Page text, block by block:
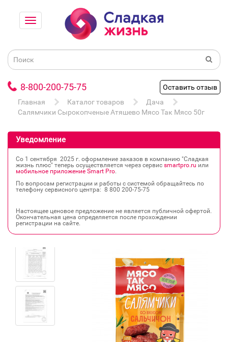
8-800-200-75-75
Оставить отзыв
Главная
Каталог товаров
Дача
Салямчики Сырокопченые Атяшево Мясо Так Мясо 50г
Уведомление
Со 1 сентября 2025 г. оформление заказов в компанию "Сладкая
жизнь плюс" теперь осуществляется через сервис smartpro.ru или
мобильное приложение Smart Pro.
По вопросам регистрации и работы с системой обращайтесь по
телефону сервисного центра: 8 800 200‐75‐75
Настоящее ценовое предложение не является публичной офертой.
Окончательная цена определяется после прохождении
регистрации на сайте.